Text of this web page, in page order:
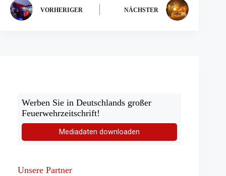
VORHERIGER NÄCHSTER
Werben Sie in Deutschlands großer
Feuerwehrzeitschrift!
Mediadaten downloaden
Unsere Partner